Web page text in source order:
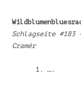
Schlagseite #183
Cramér
….